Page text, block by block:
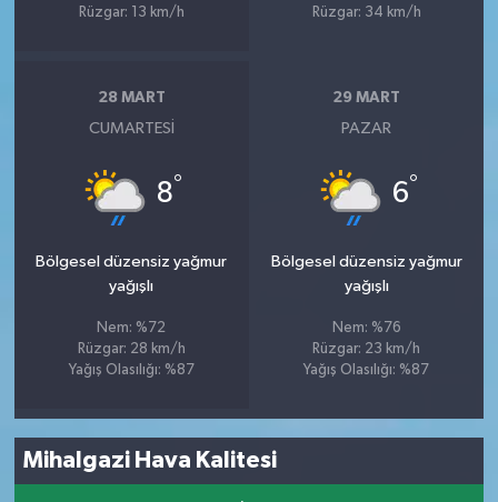
Rüzgar: 13 km/h
Rüzgar: 34 km/h
28 MART
CUMARTESI
8°
Bölgesel düzensiz yağmur
yağışlı
Nem: %72
Rüzgar: 28 km/h
Yağış Olasılığı: %87
29 MART
PAZAR
6°
Bölgesel düzensiz yağmur
yağışlı
Nem: %76
Rüzgar: 23 km/h
Yağış Olasılığı: %87
Mihalgazi Hava Kalitesi